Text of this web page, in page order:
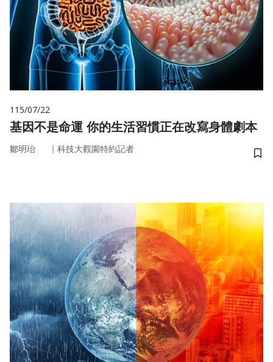
115/07/22
基因不是命運 你的生活習慣正在改寫身體劇本
鄒明珆 ｜ 科技大觀園特約記者
儲